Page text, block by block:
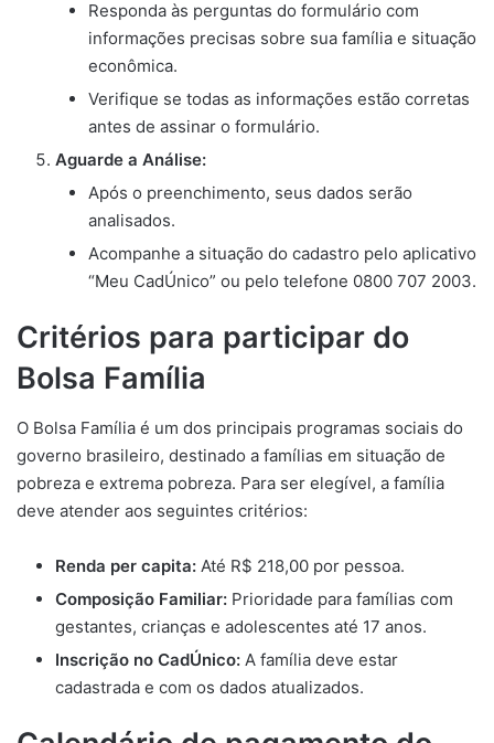
Responda às perguntas do formulário com
informações precisas sobre sua família e situação
econômica.
Verifique se todas as informações estão corretas
antes de assinar o formulário.
Aguarde a Análise:
Após o preenchimento, seus dados serão
analisados.
Acompanhe a situação do cadastro pelo aplicativo
“Meu CadÚnico” ou pelo telefone 0800 707 2003.
Critérios para participar do
Bolsa Família
O Bolsa Família é um dos principais programas sociais do
governo brasileiro, destinado a famílias em situação de
pobreza e extrema pobreza. Para ser elegível, a família
deve atender aos seguintes critérios:
Renda per capita: Até R$ 218,00 por pessoa.
Composição Familiar: Prioridade para famílias com
gestantes, crianças e adolescentes até 17 anos.
Inscrição no CadÚnico: A família deve estar
cadastrada e com os dados atualizados.